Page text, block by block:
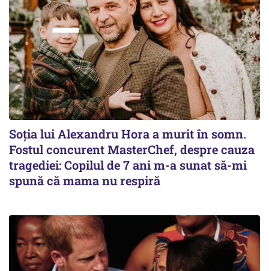
Soția lui Alexandru Hora a murit în somn.
Fostul concurent MasterChef, despre cauza
tragediei: Copilul de 7 ani m-a sunat să-mi
spună că mama nu respiră